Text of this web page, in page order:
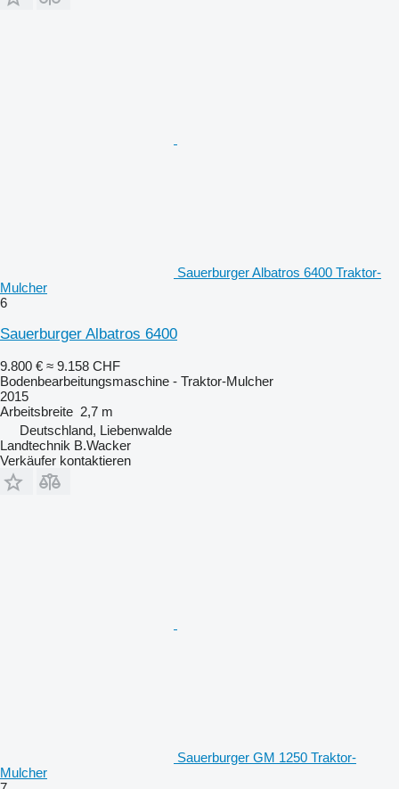
Sauerburger Albatros 6400 Traktor-
Mulcher
6
Sauerburger Albatros 6400
9.800 € ≈ 9.158 CHF
Bodenbearbeitungsmaschine - Traktor-Mulcher
2015
Arbeitsbreite 2,7 m
Deutschland, Liebenwalde
Landtechnik B.Wacker
Verkäufer kontaktieren
Sauerburger GM 1250 Traktor-
Mulcher